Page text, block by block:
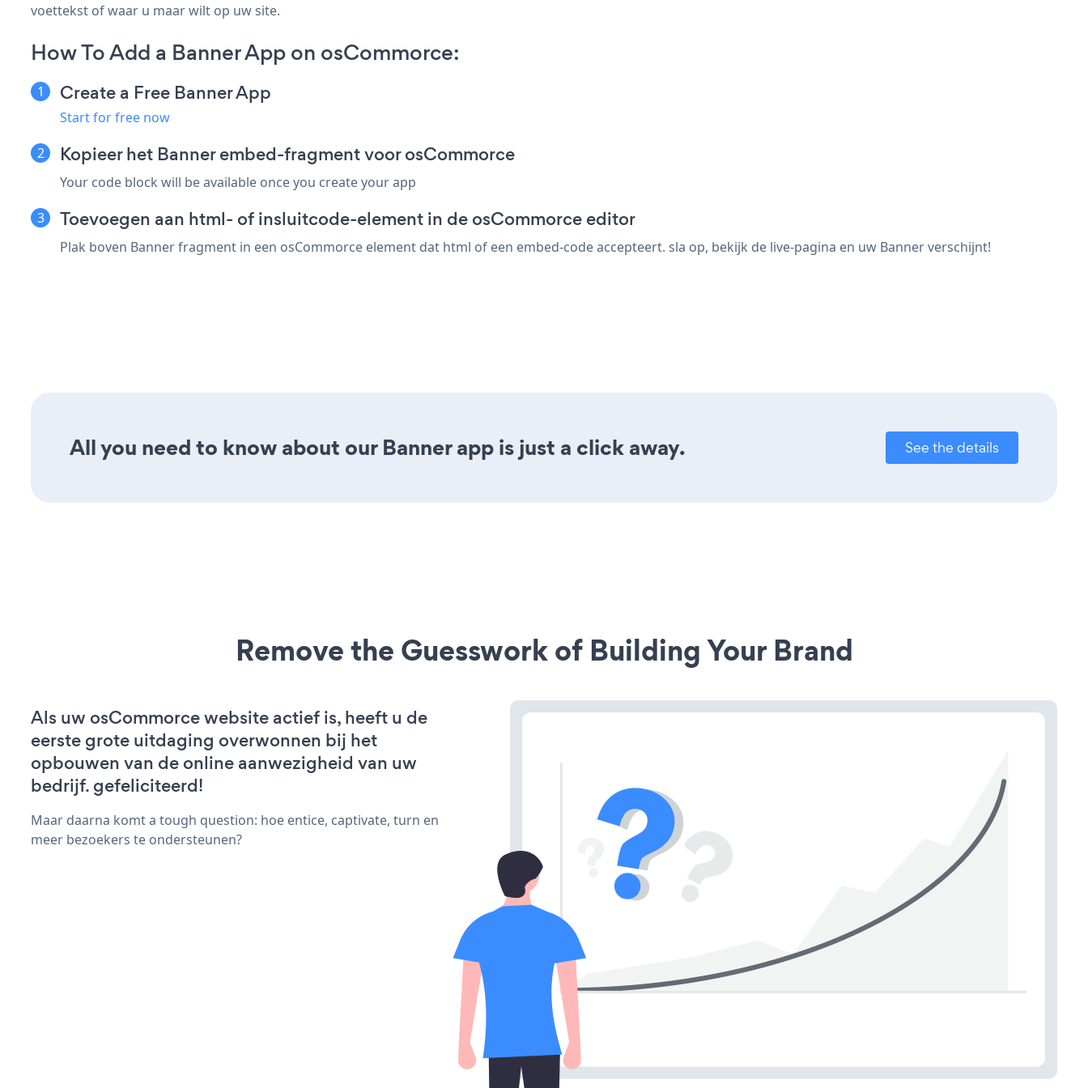
voettekst of waar u maar wilt op uw site.
How To Add a Banner App on osCommorce:
Create a Free Banner App
Start for free now
Kopieer het Banner embed-fragment voor osCommorce
Your code block will be available once you create your app
Toevoegen aan html- of insluitcode-element in de osCommorce editor
Plak boven Banner fragment in een osCommorce element dat html of een embed-code accepteert. sla op, bekijk de live-pagina en uw Banner verschijnt!
All you need to know about our Banner app is just a click away. See the details
Remove the Guesswork of Building Your Brand
Als uw osCommorce website actief is, heeft u de
eerste grote uitdaging overwonnen bij het
opbouwen van de online aanwezigheid van uw
bedrijf. gefeliciteerd!
Maar daarna komt a tough question: hoe entice, captivate, turn en
meer bezoekers te ondersteunen?